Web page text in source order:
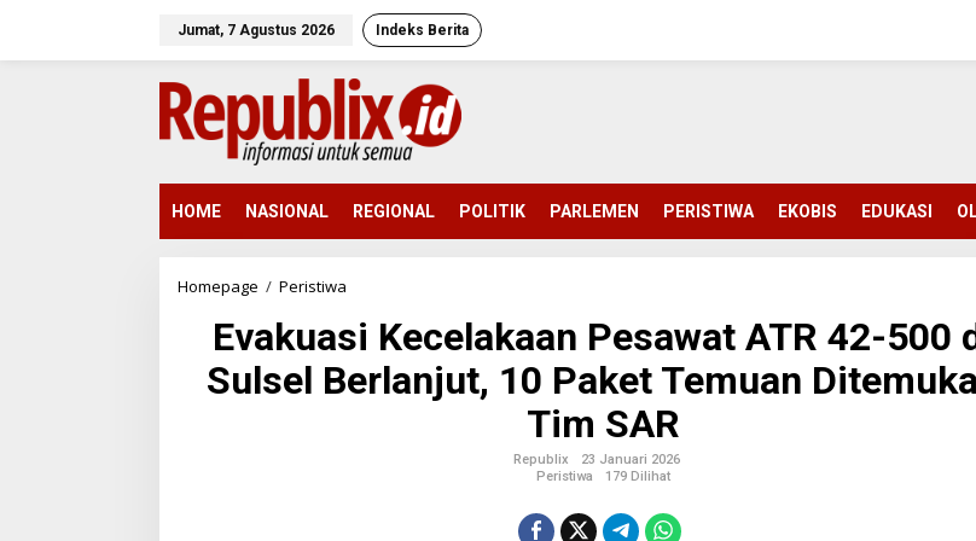
Jumat, 7 Agustus 2026 Indeks Berita
HOME NASIONAL REGIONAL POLITIK PARLEMEN PERISTIWA EKOBIS EDUKASI
Homepage / Peristiwa
a
k
u
a
Evakuasi Kecelakaan Pesawat ATR 42-500
Sulsel Berlanjut, 10 Paket Temuan
Tim SAR
Republix
23 Januari 2026
Peristiwa
179 Dilihat